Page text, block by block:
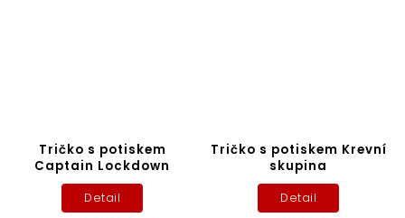
Tričko s potiskem
Captain Lockdown
Detail
Tričko s potiskem Krevní
skupina
Detail